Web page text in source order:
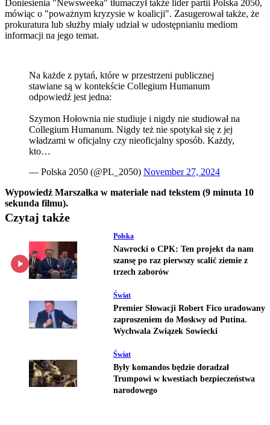
Doniesienia "Newsweeka" tłumaczył także lider partii Polska 2050,
mówiąc o "poważnym kryzysie w koalicji". Zasugerował także, że
prokuratura lub służby miały udział w udostępnianiu mediom
informacji na jego temat.
Na każde z pytań, które w przestrzeni publicznej
stawiane są w kontekście Collegium Humanum
odpowiedź jest jedna:
Szymon Hołownia nie studiuje i nigdy nie studiował na
Collegium Humanum. Nigdy też nie spotykał się z jej
władzami w oficjalny czy nieoficjalny sposób. Każdy,
kto…
— Polska 2050 (@PL_2050) November 27, 2024
Wypowiedź Marszałka w materiale nad tekstem (9 minuta 10
sekunda filmu).
Czytaj także
Polska
Nawrocki o CPK: Ten projekt da nam
szansę po raz pierwszy scalić ziemie z
trzech zaborów
Świat
Premier Słowacji Robert Fico uradowany
zaproszeniem do Moskwy od Putina.
Wychwala Związek Sowiecki
Świat
Były komandos będzie doradzał
Trumpowi w kwestiach bezpieczeństwa
narodowego